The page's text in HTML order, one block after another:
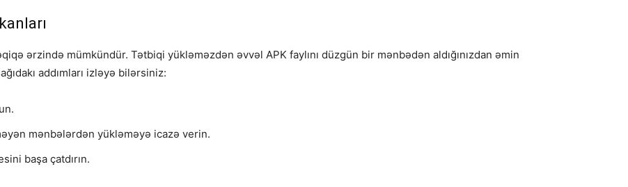
ərzində mümkündür. Tətbiqi yükləməzdən əvvəl APK faylını düzgün bir mənbədən aldığınızdan əmin
addımları izləyə bilərsiniz:
mənbələrdən yükləməyə icazə verin.
başa çatdırın.